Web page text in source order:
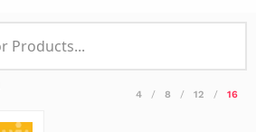
4 8 12 16